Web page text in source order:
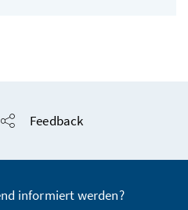
Feed anzeigen
Feedback
informiert werden?